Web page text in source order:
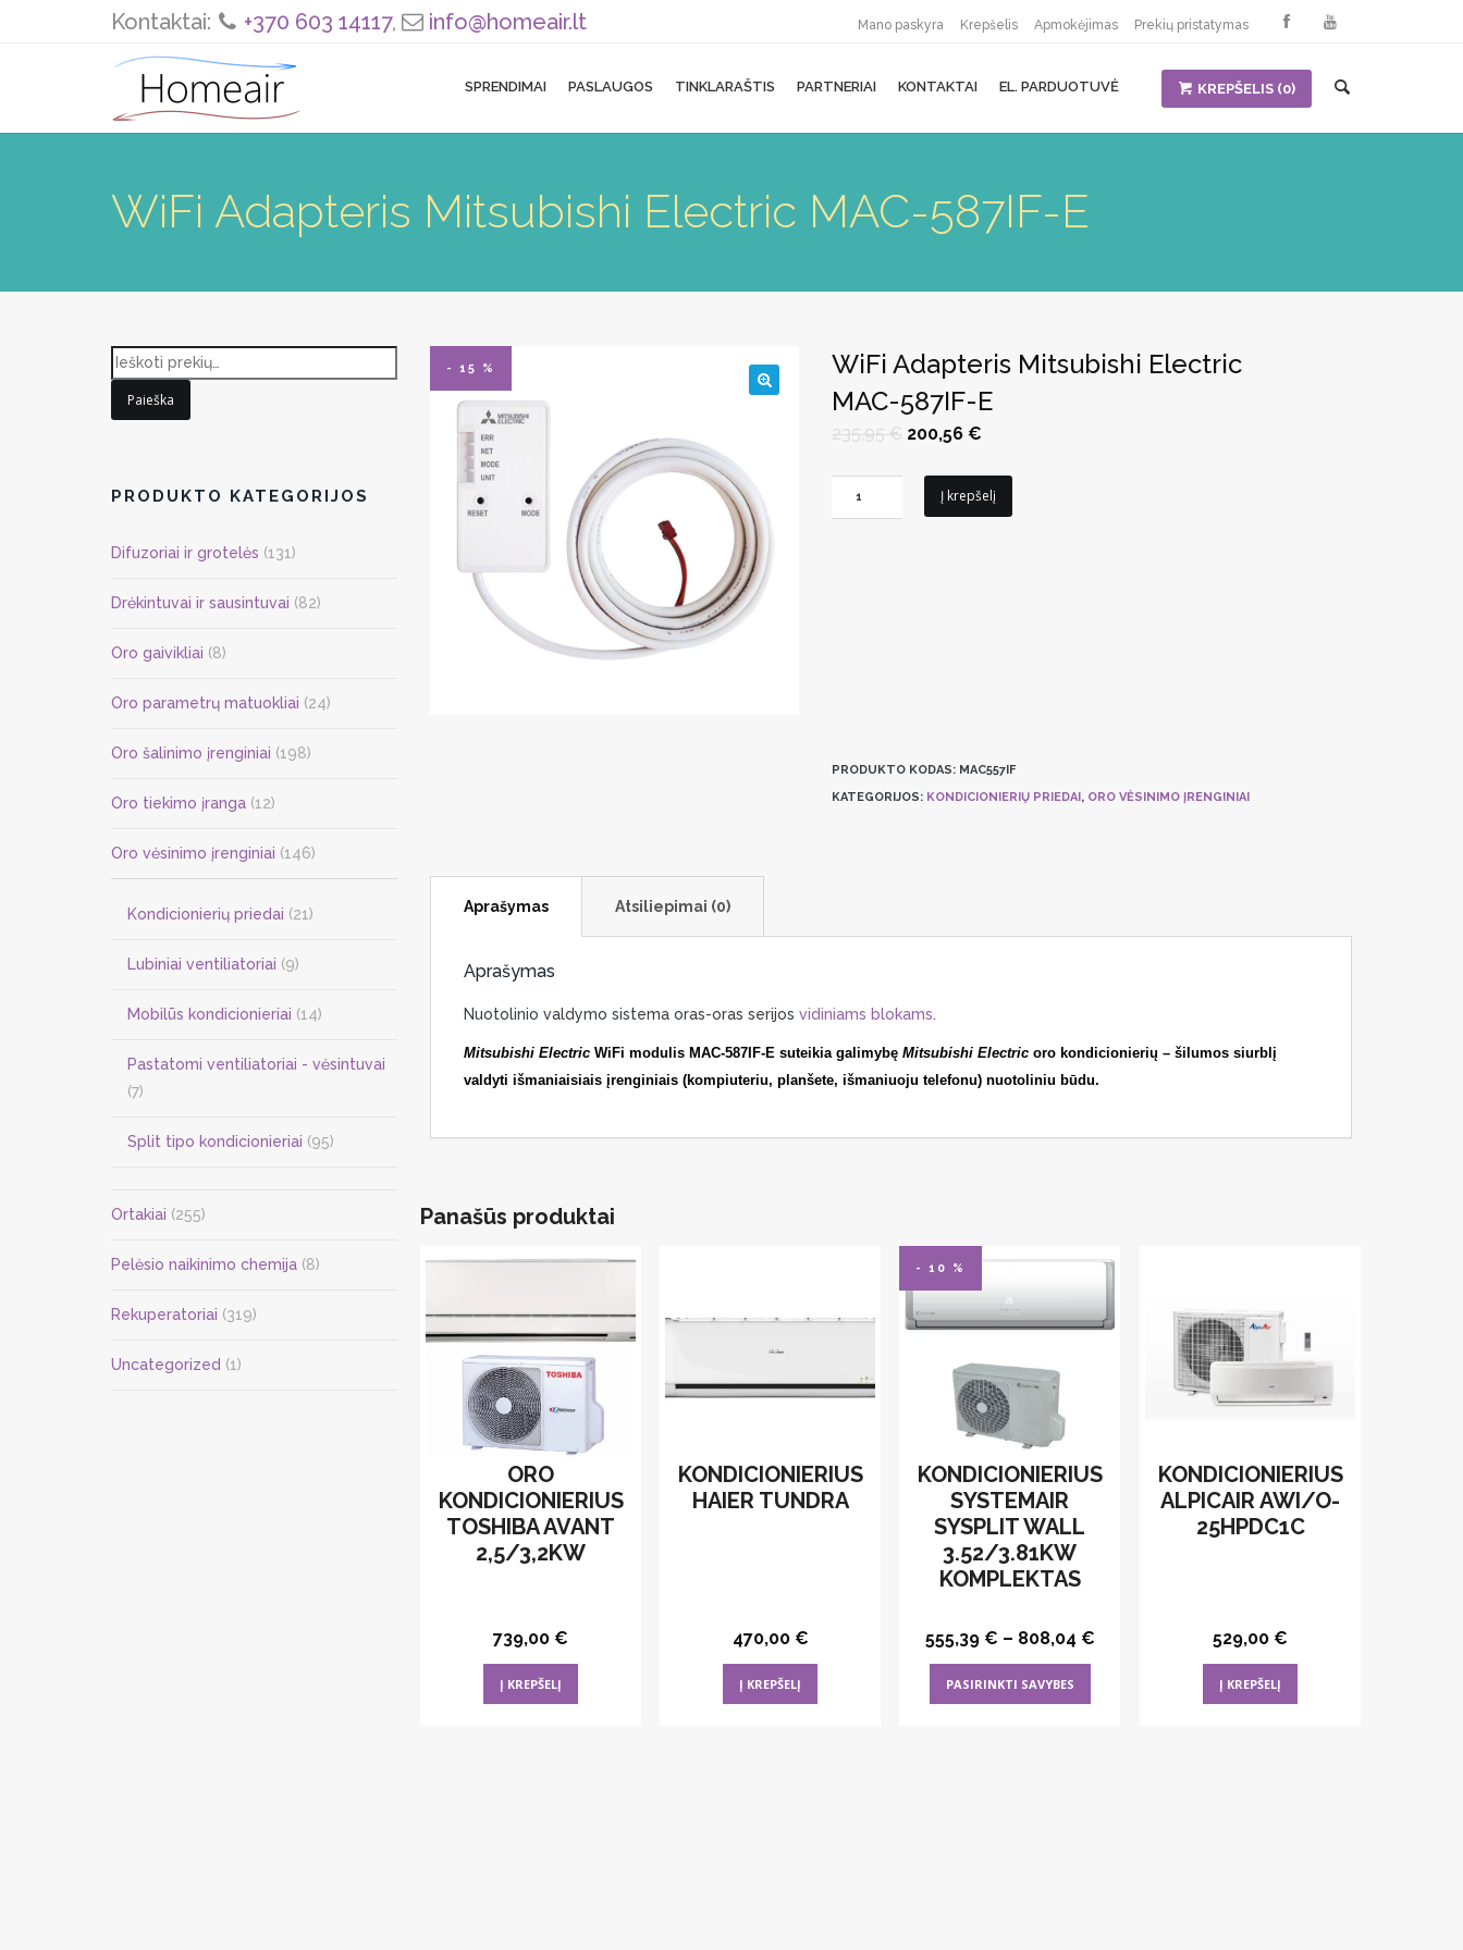
Kontaktai: +370 603 14117, info@homeair.lt Mano paskyra Krepšelis Apmokėjimas Prekių pristatymas
SPRENDIMAI PASLAUGOS TINKLARAŠTIS PARTNERIAI KONTAKTAI EL. PARDUOTUVĖ KREPŠELIS (0)
WiFi Adapteris Mitsubishi Electric MAC-587IF-E
- 15 %
WiFi Adapteris Mitsubishi Electric
MAC-587IF-E
235,95€ Original
price
235,95 €.
200,56 €Current
200,56 €.
kiekis:
Į krepšelį
PRODUKTO KODAS: MAC557IF
KATEGORIJOS: KONDICIONIERIŲ PRIEDAI, ORO VĖSINIMO ĮRENGINIAI
Aprašymas Atsiliepimai (0)
Aprašymas
Nuotolinio valdymo sistema oras-oras serijos vidiniams blokams.
Mitsubishi Electric WiFi modulis MAC-587IF-E suteikia galimybę Mitsubishi Electric oro kondicionierių – šilumos siurblį
valdyti išmaniaisiais įrenginiais (kompiuteriu, planšete, išmaniuoju telefonu) nuotoliniu būdu.
Panašūs produktai
ORO
KONDICIONIERIUS
TOSHIBA AVANT
2,5/3,2KW
739,00 €
Į KREPŠELĮ
KONDICIONIERIUS
HAIER TUNDRA
470,00 €
Į KREPŠELĮ
- 10 %
KONDICIONIERIUS
SYSTEMAIR
SYSPLIT WALL
3.52/3.81KW
KOMPLEKTAS
555,39 € – 808,04 €
PASIRINKTI SAVYBES
product
KONDICIONIERIUS
ALPICAIR AWI/O-
25HPDC1C
529,00 €
Į KREPŠELĮ
Paieška
PRODUKTO KATEGORIJOS
Difuzoriai ir grotelės (131)
Drėkintuvai ir sausintuvai (82)
Oro gaivikliai (8)
Oro parametrų matuokliai (24)
Oro šalinimo įrenginiai (198)
Oro tiekimo įranga (12)
Oro vėsinimo įrenginiai (146)
Kondicionierių priedai (21)
Lubiniai ventiliatoriai (9)
Mobilūs kondicionieriai (14)
Pastatomi ventiliatoriai - vėsintuvai
(7)
Split tipo kondicionieriai (95)
Ortakiai (255)
Pelėsio naikinimo chemija (8)
Rekuperatoriai (319)
Uncategorized (1)